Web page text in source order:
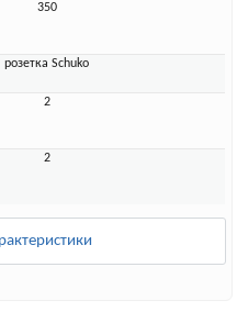
350
розетка Schuko
2
2